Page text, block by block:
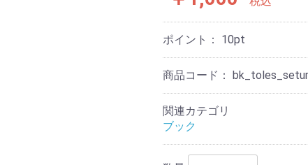
ポイント： 10pt
商品コード：
関連カテゴリ
ブック